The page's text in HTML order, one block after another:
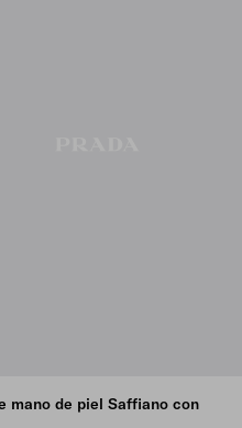
mano de piel Saffiano con